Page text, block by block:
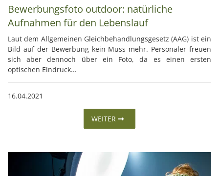
Bewerbungsfoto outdoor: natürliche
Aufnahmen für den Lebenslauf
Laut dem Allgemeinen Gleichbehandlungsgesetz (AAG) ist ein
Bild auf der Bewerbung kein Muss mehr. Personaler freuen
sich aber dennoch über ein Foto, da es einen ersten
optischen Eindruck...
16.04.2021
WEITER